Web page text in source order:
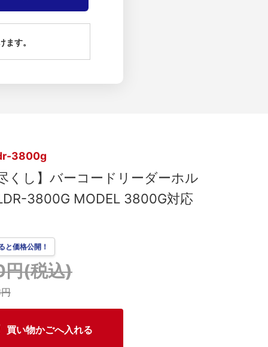
ます。
3800g
くし】バーコードリーダーホル
3800G MODEL 3800G対応
(税込)
と価格公開！
買い物かごへ入れる